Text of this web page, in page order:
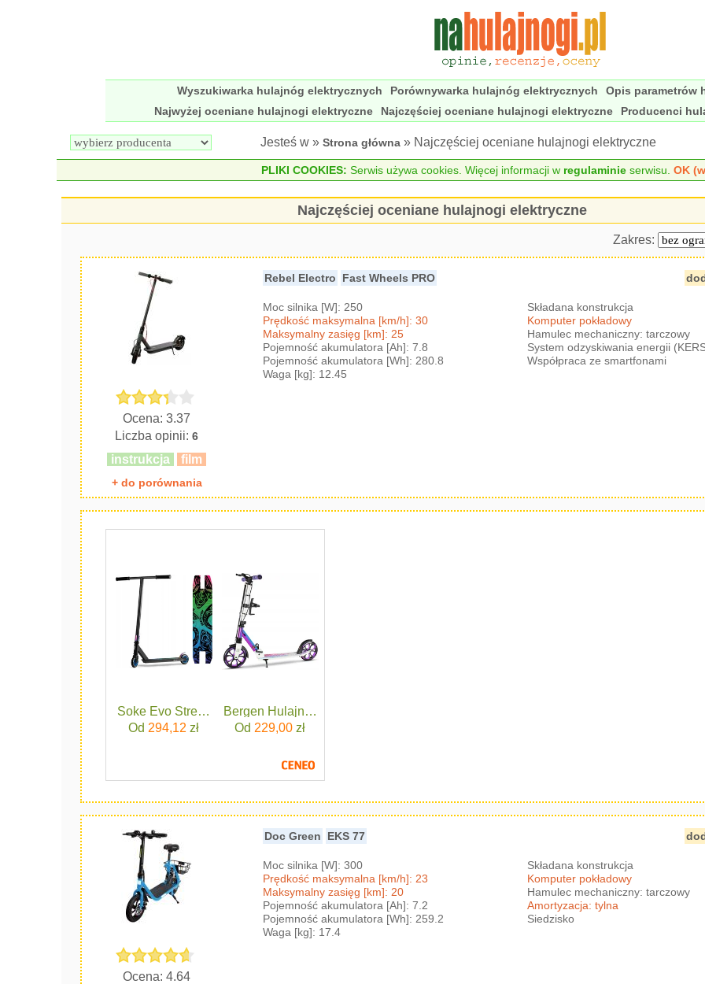
Wyszukiwarka hulajnóg elektrycznych Porównywarka hulajnóg elektrycznych Opis parametrów
Najwyżej oceniane hulajnogi elektryczne
Najczęściej oceniane hulajnogi elektryczne Producenci
Jesteś w » Strona główna » Najczęściej oceniane hulajnogi elektryczne
PLIKI COOKIES: Serwis używa cookies. Więcej informacji w regulaminieserwisu. OK
Najczęściej oceniane hulajnogi elektryczne
Zakres:
Rebel Electro Fast Wheels PRO
Ocena: 3.37
Liczba opinii:6
instrukcja film
Moc silnika [W]: 250
Prędkość maksymalna [km/h]: 30
Maksymalny zasięg [km]: 25
Pojemność akumulatora [Ah]: 7.8
Pojemność akumulatora [Wh]: 280.8
Waga [kg]: 12.45
Składana konstrukcja
Komputer pokładowy
Hamulec mechaniczny: tarczowy
System odzyskiwania energii
Współpraca ze smartfonami
+ do porównania
Soke Evo Street Black
Od 294,12 zł
Bergen Hulajnoga Miejska Dla Dzieci Składana Duża Hamulec Amortyzator Elite
Od 229,00 zł
Doc Green EKS 77
Ocena: 4.64
Moc silnika [W]: 300
Prędkość maksymalna [km/h]: 23
Maksymalny zasięg [km]: 20
Pojemność akumulatora [Ah]: 7.2
Pojemność akumulatora [Wh]: 259.2
Waga [kg]: 17.4
Składana konstrukcja
Komputer pokładowy
Hamulec mechaniczny: tarczowy
Amortyzacja: tylna
Siedzisko